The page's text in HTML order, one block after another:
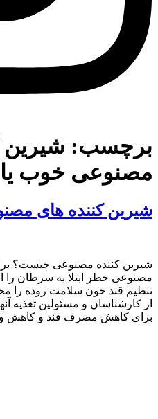
برچسب: شیرین
مصنوعی خوب یا
شیرین کننده های
شیرین کننده مصنوعی چیست؟
مصنوعی خطر ابتلا به سرطان را
تنظیم قند خون سلامت روده را
از کارشناسان و مسئولین تغذیه
برای کاهش مصرف قند و کاهش